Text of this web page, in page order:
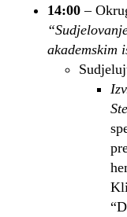
14:00 –
akademskim